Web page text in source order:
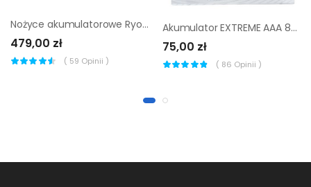
Nożyce akumulatorowe Ryobi Max Power RHT36B61R 36V
479,00 zł
( 59 Opinii )
Akumulator EXTREME AAA 800mAh 1.2 V ENERGIZER
75,00 zł
( 86 Opinii )